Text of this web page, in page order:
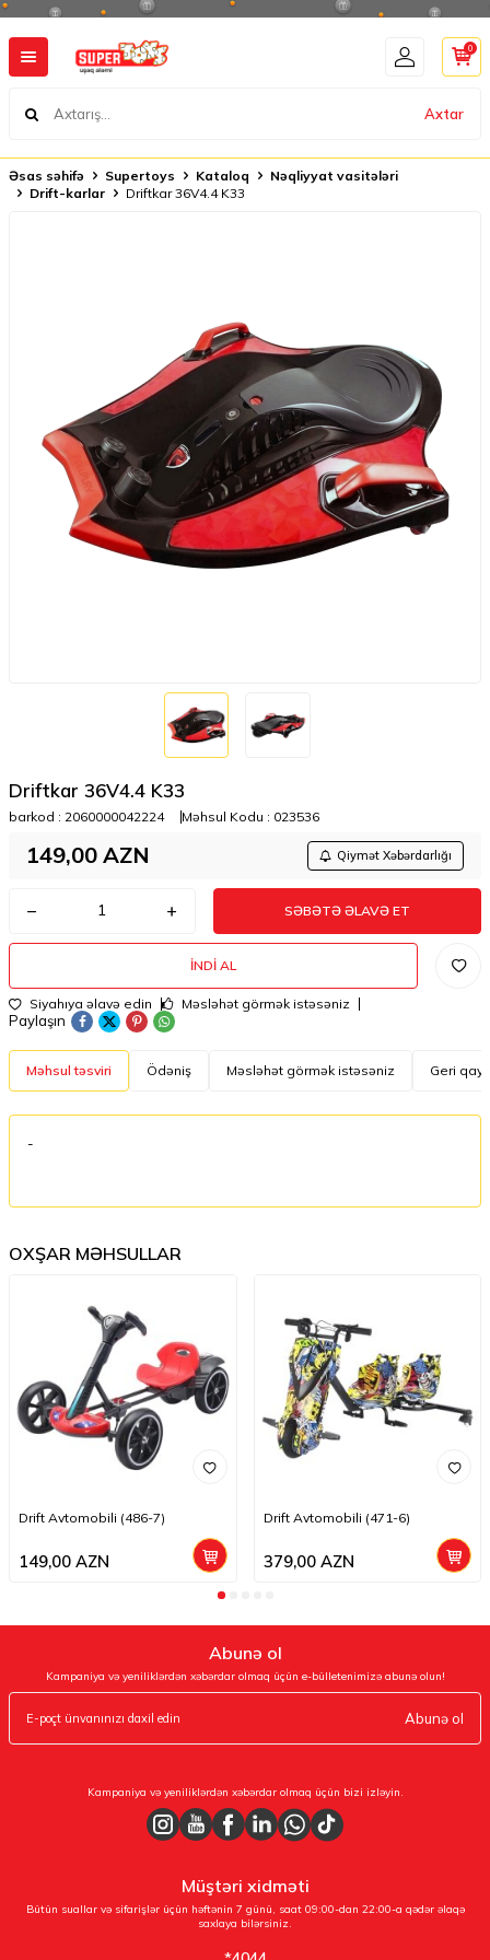
Axtar
0
Əsas səhifə Supertoys Kataloq
Nəqliyyat vasitələri
Drift-karlar
Driftkar 36V4.4 K33
Driftkar 36V4.4 K33
barkod : 2060000042224 Məhsul Kodu : 023536
149,00 AZN Qiymət Xəbərdarlığı
SƏBƏTƏ ƏLAVƏ ET
İNDI AL
Siyahıya əlavə edin Məsləhət görmək istəsəniz
Paylaşın
Məhsul təsviri Ödəniş Məsləhət görmək istəsəniz Geri
-
OXŞAR MƏHSULLAR
Drift Avtomobili (486-7)
149,00 AZN
Drift Avtomobili (471-6)
379,00AZN
Abunə ol
Kampaniya və yeniliklərdən xəbərdar olmaq üçün e-bülletenimizə abunə olun!
Abunə ol
Kampaniya və yeniliklərdən xəbərdar olmaq üçün bizi izləyin.
Müştəri xidməti
Bütün suallar və sifarişlər üçün həftənin 7 günü, saat 09:00-dan 22:00-a qədər əlaqə
saxlaya bilərsiniz.